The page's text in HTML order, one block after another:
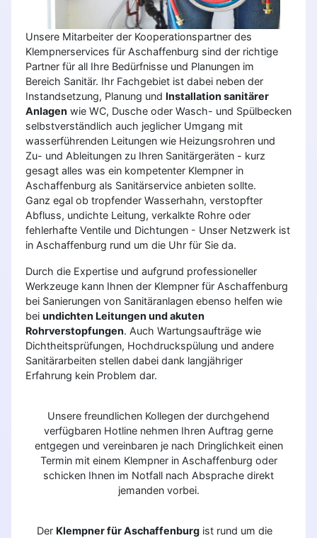
Unsere Mitarbeiter der Kooperationspartner des
Klempnerservices für Aschaffenburg sind der richtige
Partner für all Ihre Bedürfnisse und Planungen im
Bereich Sanitär. Ihr Fachgebiet ist dabei neben der
Instandsetzung, Planung und Installation sanitärer
Anlagen wie WC, Dusche oder Wasch- und Spülbecken
selbstverständlich auch jeglicher Umgang mit
wasserführenden Leitungen wie Heizungsrohren und
Zu- und Ableitungen zu Ihren Sanitärgeräten - kurz
gesagt alles was ein kompetenter Klempner in
Aschaffenburg als Sanitärservice anbieten sollte.
Ganz egal ob tropfender Wasserhahn, verstopfter
Abfluss, undichte Leitung, verkalkte Rohre oder
fehlerhafte Ventile und Dichtungen - Unser Netzwerk ist
in Aschaffenburg rund um die Uhr für Sie da.
Durch die Expertise und aufgrund professioneller
Werkzeuge kann Ihnen der Klempner für Aschaffenburg
bei Sanierungen von Sanitäranlagen ebenso helfen wie
bei undichten Leitungen und akuten
Rohrverstopfungen. Auch Wartungsaufträge wie
Dichtheitsprüfungen, Hochdruckspülung und andere
Sanitärarbeiten stellen dabei dank langjähriger
Erfahrung kein Problem dar.
Unsere freundlichen Kollegen der durchgehend
verfügbaren Hotline nehmen Ihren Auftrag gerne
entgegen und vereinbaren je nach Dringlichkeit einen
Termin mit einem Klempner in Aschaffenburg oder
schicken Ihnen im Notfall nach Absprache direkt
jemanden vorbei.
Der Klempner für Aschaffenburg ist rund um die